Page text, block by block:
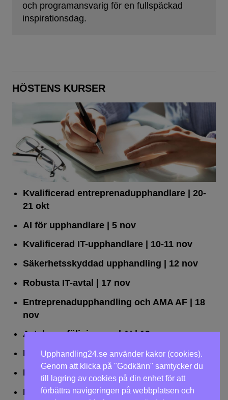
och programansvarig för en fullspäckad
inspirationsdag.
HÖSTENS KURSER
Kvalificerad entreprenad­upphandlare | 20-
21 okt
AI för upphandlare| 5 nov
Kvalificerad IT-upphandlare| 10-11 nov
Säkerhetsskyddad upphandling | 12 nov
Robusta IT-avtal | 17 nov
Entreprenadupphandling och AMA AF| 18
nov
Avtalsuppföljning med AI| 19 nov
Leda upphandlingar effektivt| 25 nov
Dialogförfaranden | 26 nov
LOU på två dagar| 2-3 dec
Upphandling24.se använder kakor (cookies).
Genom att klicka på "Godkänn" samtycker du
till lagring av cookies på din enhet för att
förbättra navigeringen på webbplatsen och